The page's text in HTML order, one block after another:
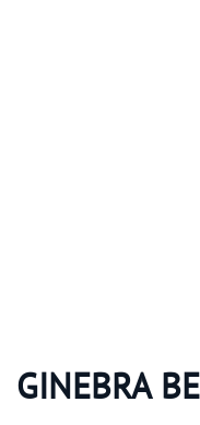
GINEBRA